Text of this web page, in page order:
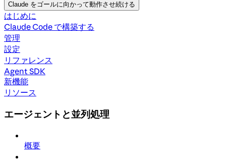
Claude をゴールに向かって動作させ続ける
はじめに
Claude Code で構築する
管理
設定
リファレンス
Agent SDK
新機能
リソース
エージェントと並列処理
概要